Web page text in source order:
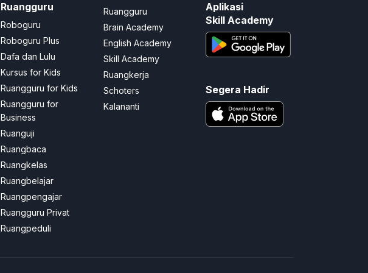
Ruangguru
Roboguru
Roboguru Plus
Dafa dan Lulu
Kursus for Kids
Ruangguru for Kids
Ruangguru for
Business
Ruanguji
Ruangbaca
Ruangkelas
Ruangbelajar
Ruangpengajar
Ruangguru Privat
Ruangpeduli
Ruangguru
Brain Academy
English Academy
Skill Academy
Ruangkerja
Schoters
Kalananti
Aplikasi
Skill Academy
Segera Hadir